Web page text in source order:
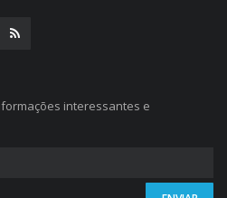
interessantes e